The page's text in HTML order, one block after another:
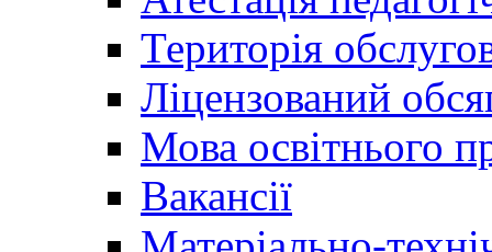
Територія
Ліцензований
Мова освітнього
Вакансії